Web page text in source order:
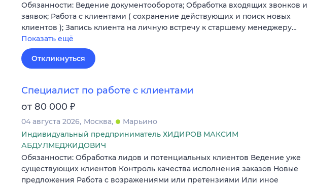
Обязанности: Ведение документооборота; Обработка входящих звонков и
заявок; Работа с клиентами ( сохранение действующих и поиск новых
клиентов ); Запись клиента на личную встречу к старшему менеджеру…
Показать ещё
Откликнуться
Специалист по работе с клиентами
от 80 000 ₽
04 августа 2026 Москва
Марьино
Индивидуальный предприниматель ХИДИРОВ МАКСИМ
АБДУЛМЕДЖИДОВИЧ
Обязанности: Обработка лидов и потенциальных клиентов Ведение уже
существующих клиентов Контроль качества исполнения заказов Новые
предложения Работа с возражениями или претензиями Или иное